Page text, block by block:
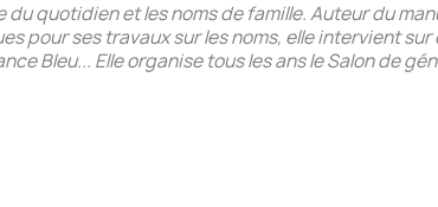
du quotidien et les noms de famille. Auteur du
pour ses travaux sur les noms, elle intervient
Bleu... Elle organise tous les ans le Salon de